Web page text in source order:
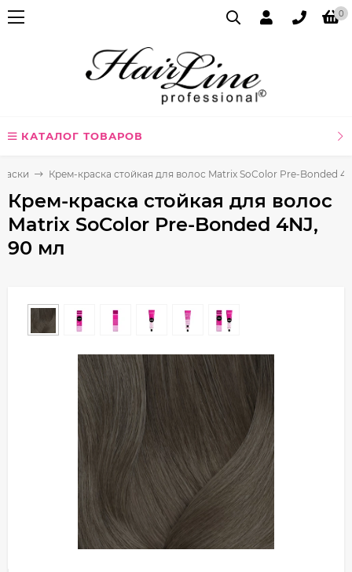
0
КАТАЛОГ ТОВАРОВ
Крем-краска стойкая для волос Matrix SoColor Pre-Bonded
Крем-краска стойкая для волос
Matrix SoColor Pre-Bonded 4NJ,
90 мл